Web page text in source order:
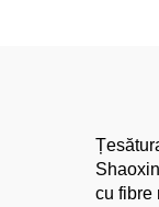
cu fibre